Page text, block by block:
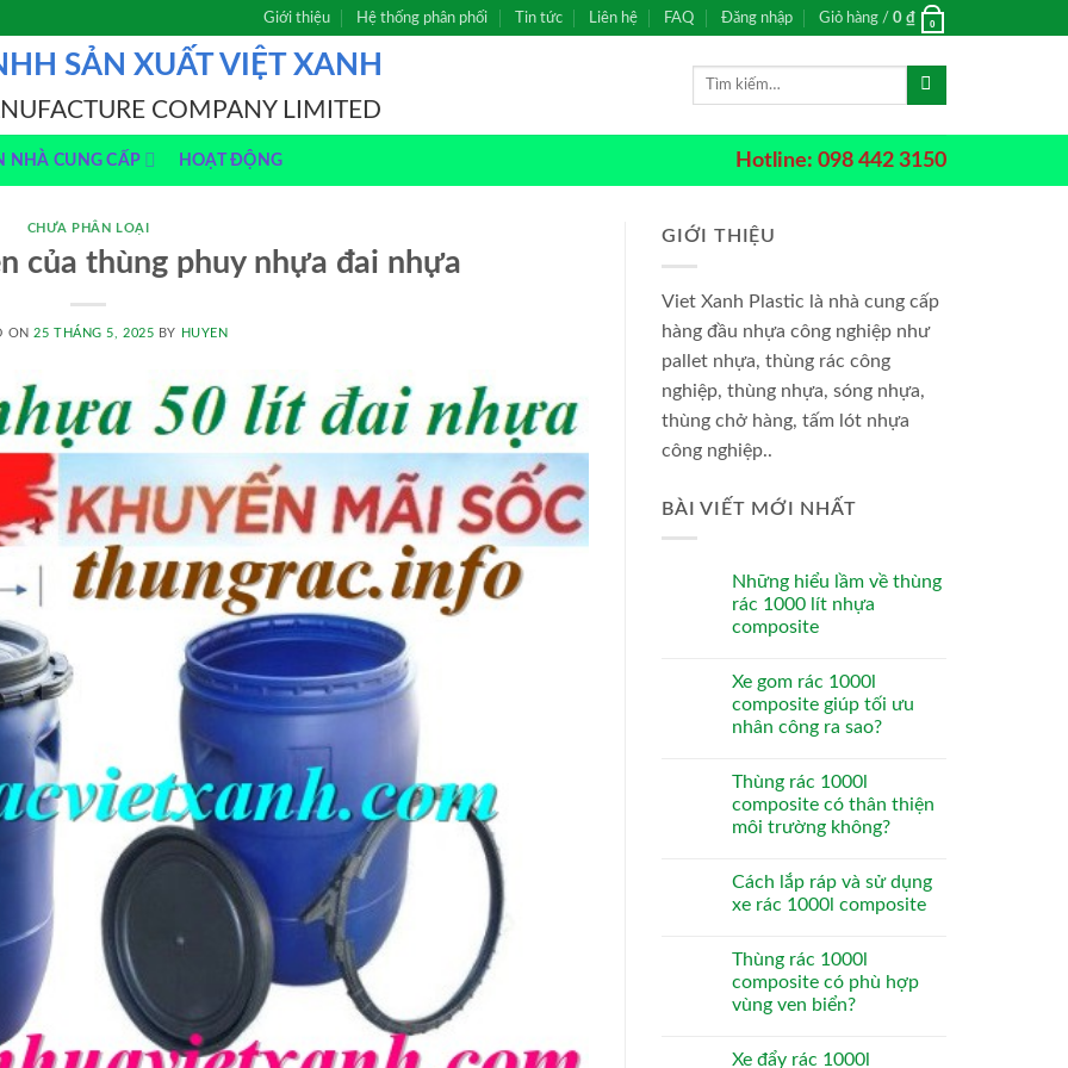
Giới thiệu Hệ thống phân phối Tin tức Liên hệ FAQ Đăng nhập Giỏ hàng / 0 ₫ 0
SẢN XUẤT VIỆT XANH
COMPANY LIMITED
Tìm
NHÀ CUNG CẤP HOẠT ĐỘNG Hotline: 098 442 3150
CHƯA PHÂN LOẠI
của thùng phuy nhựa đai nhựa
ON25 THÁNG 5, 2025 BY HUYEN
GIỚI THIỆU
Viet Xanh Plastic là nhà cung cấp
hàng đầu nhựa công nghiệp như
pallet nhựa, thùng rác công
nghiệp, thùng nhựa, sóng nhựa,
thùng chở hàng, tấm lót nhựa
công nghiệp..
BÀI VIẾT MỚI NHẤT
Những hiểu lầm về thùng
rác 1000 lít nhựa
composite
Xe gom rác 1000l
composite giúp tối ưu
nhân công ra sao?
Thùng rác 1000l
composite có thân thiện
môi trường không?
Cách lắp ráp và sử dụng
xe rác 1000l composite
Thùng rác 1000l
composite có phù hợp
vùng ven biển?
Xe đẩy rác 1000l